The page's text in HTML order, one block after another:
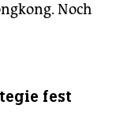
Noch
fest